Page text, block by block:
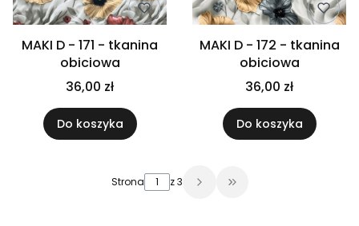
MAKI D - 171 - tkanina
obiciowa
36,00 zł
Do koszyka
MAKI D - 172 - tkanina
obiciowa
36,00 zł
Do koszyka
Strona z 3 Przejdź do ostatniej